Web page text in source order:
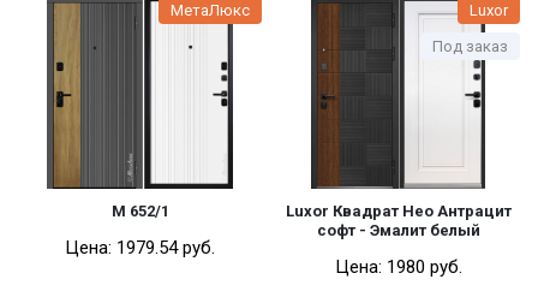
МетаЛюкс
М 652/1
Цена: 1979.54 pуб.
Под заказ
Luxor
Luxor Квадрат Нео Антрацит
софт - Эмалит белый
Цена: 1980 pуб.